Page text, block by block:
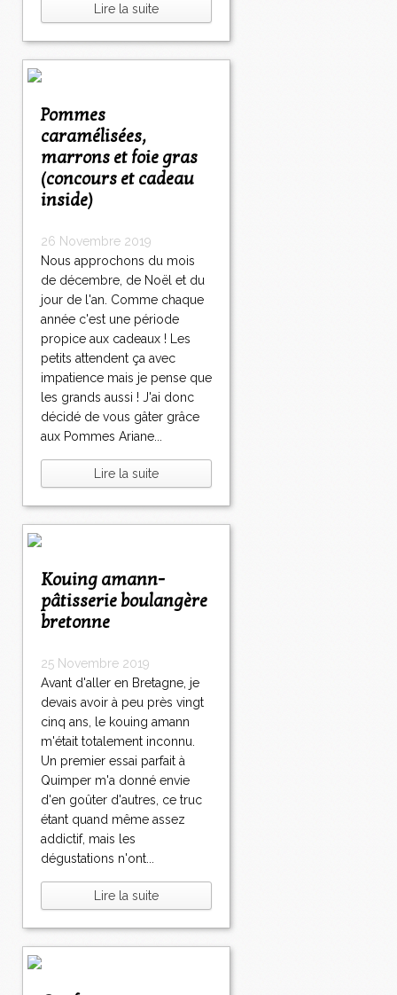
Lire la suite
Pommes
caramélisées,
marrons et foie gras
(concours et cadeau
inside)
26 Novembre 2019
Nous approchons du mois
de décembre, de Noël et du
jour de l'an. Comme chaque
année c'est une période
propice aux cadeaux ! Les
petits attendent ça avec
impatience mais je pense que
les grands aussi ! J'ai donc
décidé de vous gâter grâce
aux Pommes Ariane...
Lire la suite
Kouing amann-
pâtisserie boulangère
bretonne
25 Novembre 2019
Avant d'aller en Bretagne, je
devais avoir à peu près vingt
cinq ans, le kouing amann
m'était totalement inconnu.
Un premier essai parfait à
Quimper m'a donné envie
d'en goûter d'autres, ce truc
étant quand même assez
addictif, mais les
dégustations n'ont...
Lire la suite